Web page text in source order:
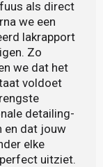
als direct
we een
lakrapport
Zo
we dat het
voldoet
detailing-
en dat jouw
elke
uitziet.